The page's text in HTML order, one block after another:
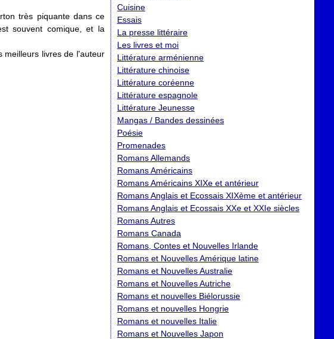
très piquante dans ce
souvent comique, et la
meilleurs livres de l'auteur
Cuisine
Essais
La presse littéraire
Les livres et moi
Littérature arménienne
Littérature chinoise
Littérature coréenne
Littérature espagnole
Littérature Jeunesse
Mangas / Bandes dessinées
Poésie
Promenades
Romans Allemands
Romans Américains
Romans Américains XIXe et antérieur
Romans Anglais et Ecossais XIXème et antérieur
Romans Anglais et Ecossais XXe et XXIe siècles
Romans Autres
Romans Canada
Romans, Contes et Nouvelles Irlande
Romans et Nouvelles Amérique latine
Romans et Nouvelles Australie
Romans et Nouvelles Autriche
Romans et nouvelles Biélorussie
Romans et nouvelles Hongrie
Romans et nouvelles Italie
Romans et Nouvelles Japon